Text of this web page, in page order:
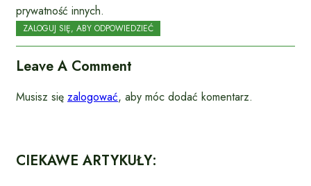
prywatność innych.
ZALOGUJ SIĘ, ABY ODPOWIEDZIEĆ
Leave A Comment
Musisz się zalogować, aby móc dodać komentarz.
CIEKAWE ARTYKUŁY: